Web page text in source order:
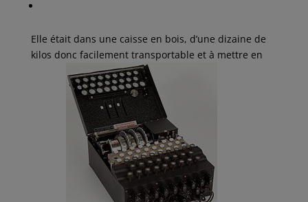
Elle était dans une caisse en bois, d’une dizaine de
kilos donc facilement transportable et à mettre en